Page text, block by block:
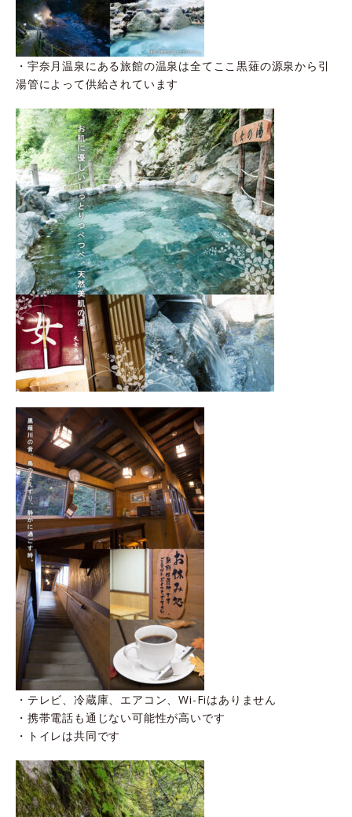
・宇奈月温泉にある旅館の温泉は全てここ黒薙の源泉から引
湯管によって供給されています
・テレビ、冷蔵庫、エアコン、Wi-Fiはありません
・携帯電話も通じない可能性が高いです
・トイレは共同です